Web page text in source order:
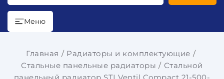
Меню
Главная
Радиаторы и комплектующие
Стальные панельные радиаторы
Стальной